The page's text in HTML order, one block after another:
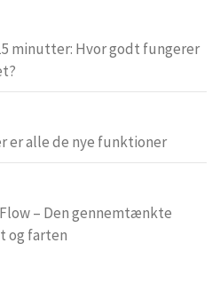
minutter: Hvor godt fungerer
er alle de nye funktioner
– Den gennemtænkte
og farten